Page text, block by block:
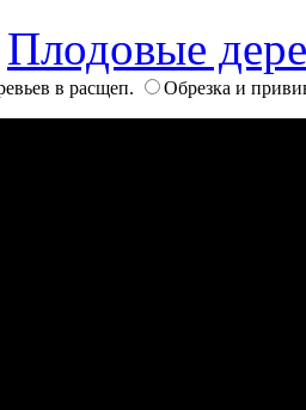
Плодовые
в расщеп. Обрезка и